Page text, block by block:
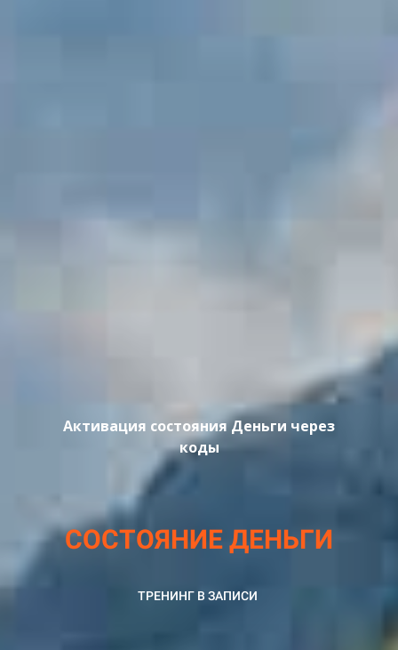
Активация состояния Деньги через
коды
СОСТОЯНИЕ ДЕНЬГИ
ТРЕНИНГ В ЗАПИСИ